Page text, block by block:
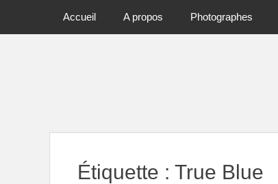
Primary Menu
Accueil A propos Photographes
Étiquette : True Blue